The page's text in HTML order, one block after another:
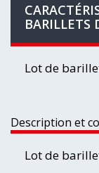
BARILLETS
Lot de
Description et
Lot de